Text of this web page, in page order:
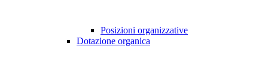
Posizioni organizzative
Dotazione organica